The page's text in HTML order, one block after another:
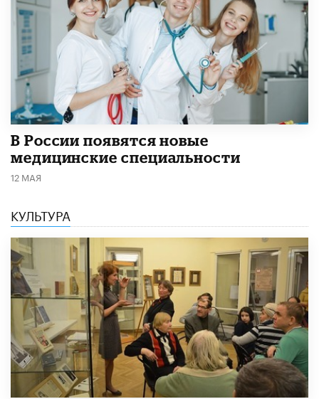
В России появятся новые
медицинские специальности
12 МАЯ
КУЛЬТУРА